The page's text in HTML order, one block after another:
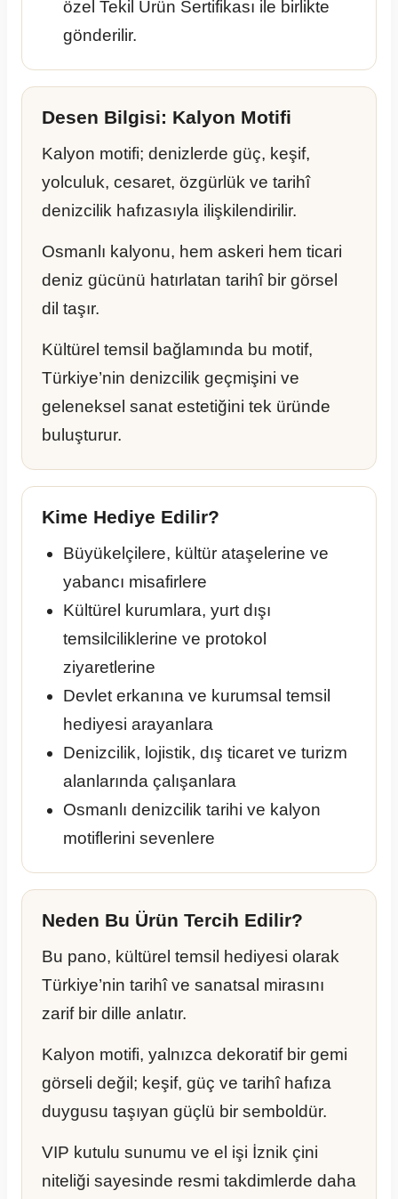
özel Tekil Ürün Sertifikası ile birlikte
gönderilir.
Desen Bilgisi: Kalyon Motifi
Kalyon motifi; denizlerde güç, keşif,
yolculuk, cesaret, özgürlük ve tarihî
denizcilik hafızasıyla ilişkilendirilir.
Osmanlı kalyonu, hem askeri hem ticari
deniz gücünü hatırlatan tarihî bir görsel
dil taşır.
Kültürel temsil bağlamında bu motif,
Türkiye’nin denizcilik geçmişini ve
geleneksel sanat estetiğini tek üründe
buluşturur.
Kime Hediye Edilir?
Büyükelçilere, kültür ataşelerine ve
yabancı misafirlere
Kültürel kurumlara, yurt dışı
temsilciliklerine ve protokol
ziyaretlerine
Devlet erkanına ve kurumsal temsil
hediyesi arayanlara
Denizcilik, lojistik, dış ticaret ve turizm
alanlarında çalışanlara
Osmanlı denizcilik tarihi ve kalyon
motiflerini sevenlere
Neden Bu Ürün Tercih Edilir?
Bu pano, kültürel temsil hediyesi olarak
Türkiye’nin tarihî ve sanatsal mirasını
zarif bir dille anlatır.
Kalyon motifi, yalnızca dekoratif bir gemi
görseli değil; keşif, güç ve tarihî hafıza
duygusu taşıyan güçlü bir semboldür.
VIP kutulu sunumu ve el işi İznik çini
niteliği sayesinde resmi takdimlerde daha